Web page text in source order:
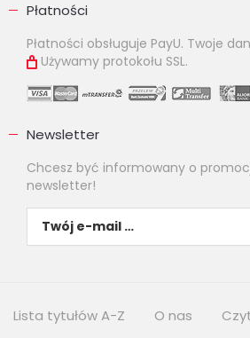
Płatności
Płatności obsługuje PayU. Twoje
Używamy protokołu SSL.
Newsletter
Chcesz być informowany o
newsletter!
Lista tytułów A-Z O nas